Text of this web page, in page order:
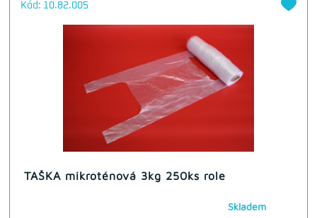
Kód: 10.82.005
TAŠKA mikroténová 3kg 250ks role
Skladem